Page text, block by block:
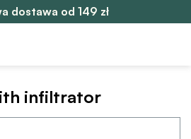
dostawa od 149 zł
infiltrator